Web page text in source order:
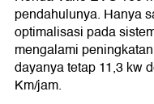
pendahulunya. Hanya
optimalisasi pada
mengalami
dayanya tetap 11,3 kw
Km/jam.